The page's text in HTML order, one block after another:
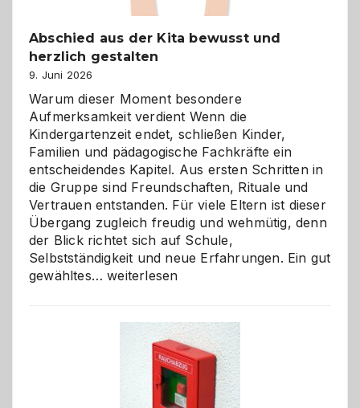
Abschied aus der Kita bewusst und
herzlich gestalten
9. Juni 2026
Warum dieser Moment besondere
Aufmerksamkeit verdient Wenn die
Kindergartenzeit endet, schließen Kinder,
Familien und pädagogische Fachkräfte ein
entscheidendes Kapitel. Aus ersten Schritten in
die Gruppe sind Freundschaften, Rituale und
Vertrauen entstanden. Für viele Eltern ist dieser
Übergang zugleich freudig und wehmütig, denn
der Blick richtet sich auf Schule,
Selbstständigkeit und neue Erfahrungen. Ein gut
gewähltes…Abschied
bewusst
herzlich
gestalten
weiterlesen